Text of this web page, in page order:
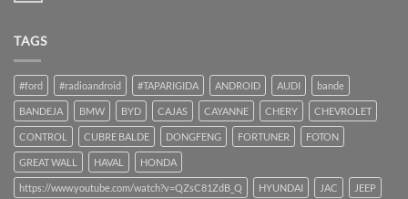
TAGS
#ford #radioandroid #TAPARIGIDA ANDROID AUDI bande
BANDEJA BMW BYD CAJAS CAYANNE CHERY CHEVROLET
CONTROL CUBRE BALDE DONGFENG FORTUNER FOTON
GREAT WALL HAVAL HONDA
https://www.youtube.com/watch?v=QZsC81ZdB_Q HYUNDAI JAC JEEP